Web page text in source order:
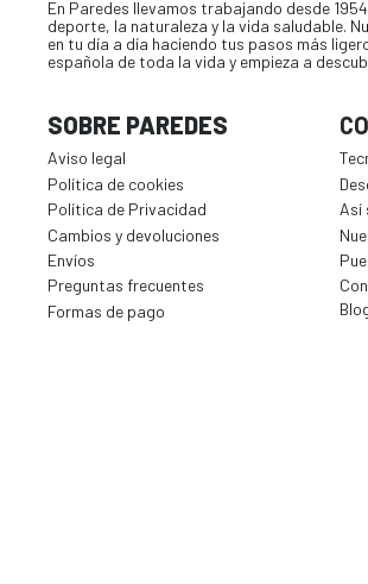
En Paredes llevamos trabajando desde
deporte, la naturaleza y la vida saludable.
en tu día a día haciendo tus pasos más
española de toda la vida y empieza a
SOBRE PAREDES
Aviso legal
Política de cookies
Política de Privacidad
Cambios y devoluciones
Envíos
Preguntas frecuentes
Formas de pago
Así